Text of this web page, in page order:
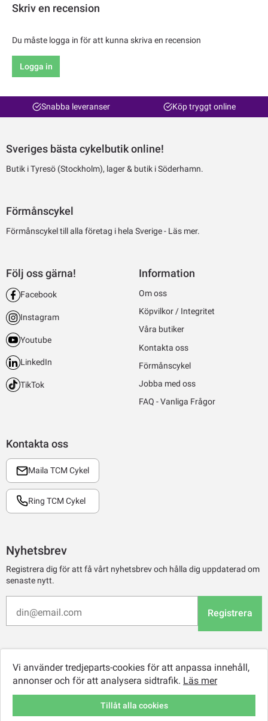
Skriv en recension
Du måste logga in för att kunna skriva en recension
Logga in
Snabba leveranser Köp tryggt online
Sveriges bästa cykelbutik online!
Butik i Tyresö (Stockholm), lager & butik i Söderhamn.
Förmånscykel
Förmånscykel till alla företag i hela Sverige - Läs mer.
Kontakta oss
Maila TCM Cykel
Ring TCM Cykel
Följ oss gärna!
Facebook
Instagram
Youtube
LinkedIn
TikTok
Information
Om oss
Köpvilkor / Integritet
Våra butiker
Kontakta oss
Förmånscykel
Jobba med oss
FAQ - Vanliga Frågor
Nyhetsbrev
Registrera dig för att få vårt nyhetsbrev och hålla dig uppdaterad om
senaste nytt.
Registrera
Vi använder tredjeparts-cookies för att anpassa innehåll,
annonser och för att analysera sidtrafik. Läs mer
Tillåt alla cookies